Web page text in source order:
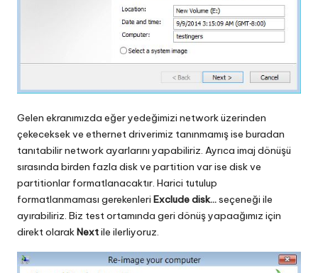
Gelen ekranımızda eğer yedeğimizi network üzerinden
çekeceksek ve ethernet driverimiz tanınmamış ise buradan
tanıtabilir network ayarlarını yapabiliriz. Ayrıca imaj dönüşü
sırasında birden fazla disk ve partition var ise disk ve
partitionlar formatlanacaktır. Harici tutulup
formatlanmaması gerekenleri Exclude disk…seçeneği ile
ayırabiliriz. Biz test ortamında geri dönüş yapaağımız için
direkt olarakNextile ilerliyoruz.